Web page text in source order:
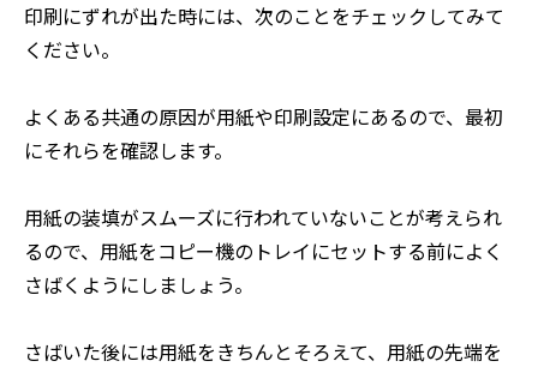
印刷にずれが出た時には、次のことをチェックしてみて
ください。
よくある共通の原因が用紙や印刷設定にあるので、最初
にそれらを確認します。
用紙の装填がスムーズに行われていないことが考えられ
るので、用紙をコピー機のトレイにセットする前によく
さばくようにしましょう。
さばいた後には用紙をきちんとそろえて、用紙の先端を